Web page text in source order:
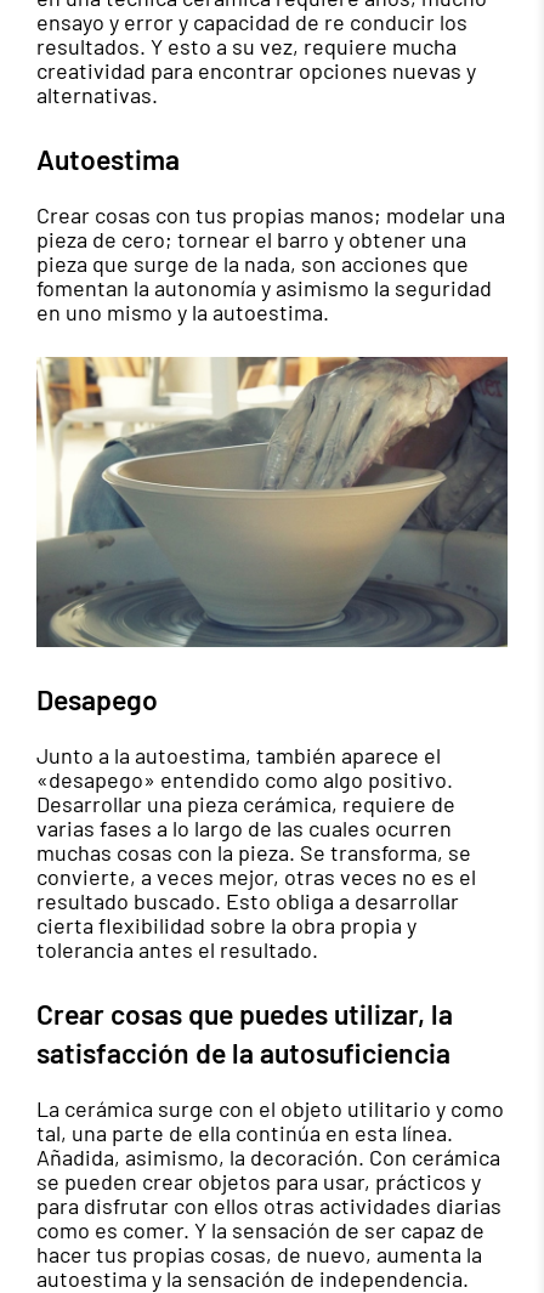
ensayo y error y capacidad de re conducir los
resultados. Y esto a su vez, requiere mucha
creatividad para encontrar opciones nuevas y
alternativas.
Autoestima
Crear cosas con tus propias manos; modelar una
pieza de cero; tornear el barro y obtener una
pieza que surge de la nada, son acciones que
fomentan la autonomía y asimismo la seguridad
en uno mismo y la autoestima.
Desapego
Junto a la autoestima, también aparece el
«desapego» entendido como algo positivo.
Desarrollar una pieza cerámica, requiere de
varias fases a lo largo de las cuales ocurren
muchas cosas con la pieza. Se transforma, se
convierte, a veces mejor, otras veces no es el
resultado buscado. Esto obliga a desarrollar
cierta flexibilidad sobre la obra propia y
tolerancia antes el resultado.
Crear cosas que puedes utilizar, la
satisfacción de la autosuficiencia
La cerámica surge con el objeto utilitario y como
tal, una parte de ella continúa en esta línea.
Añadida, asimismo, la decoración. Con cerámica
se pueden crear objetos para usar, prácticos y
para disfrutar con ellos otras actividades diarias
como es comer. Y la sensación de ser capaz de
hacer tus propias cosas, de nuevo, aumenta la
autoestima y la sensación de independencia.